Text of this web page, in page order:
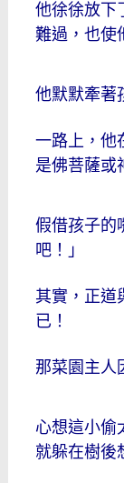
他徐徐放下
難過，也使
他默默牽著
一路上，他
是佛菩薩或
假借孩子的
吧！」
其實，正道
已！
那菜園主人
心想這小偷
就躲在樹後